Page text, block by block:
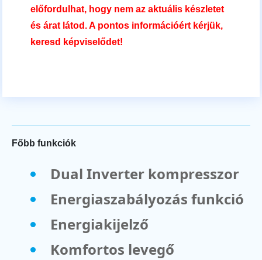
előfordulhat, hogy nem az aktuális készletet
és árat látod. A pontos információért kérjük,
keresd képviselődet!
Főbb funkciók
Dual Inverter kompresszor
Energiaszabályozás funkció
Energiakijelző
Komfortos levegő